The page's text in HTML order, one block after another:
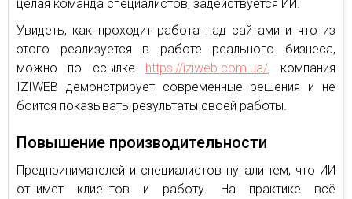
целая команда специалистов, задействуется ИИ.
Увидеть, как проходит работа над сайтами и что из
этого реализуется в работе реального бизнеса,
можно по ссылке https://iziweb.com.ua/, компания
IZIWEB демонстрирует современные решения и не
боится показывать результаты своей работы.
Повышение производительности
Предпринимателей и специалистов пугали тем, что ИИ
отнимет клиентов и работу. На практике всё